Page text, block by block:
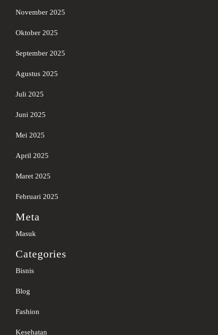
November 2025
Oktober 2025
September 2025
Agustus 2025
Juli 2025
Juni 2025
Mei 2025
April 2025
Maret 2025
Februari 2025
Meta
Masuk
Categories
Bisnis
Blog
Fashion
Kesehatan